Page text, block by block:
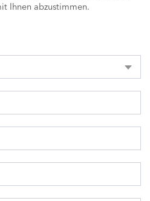
Ihnen abzustimmen.